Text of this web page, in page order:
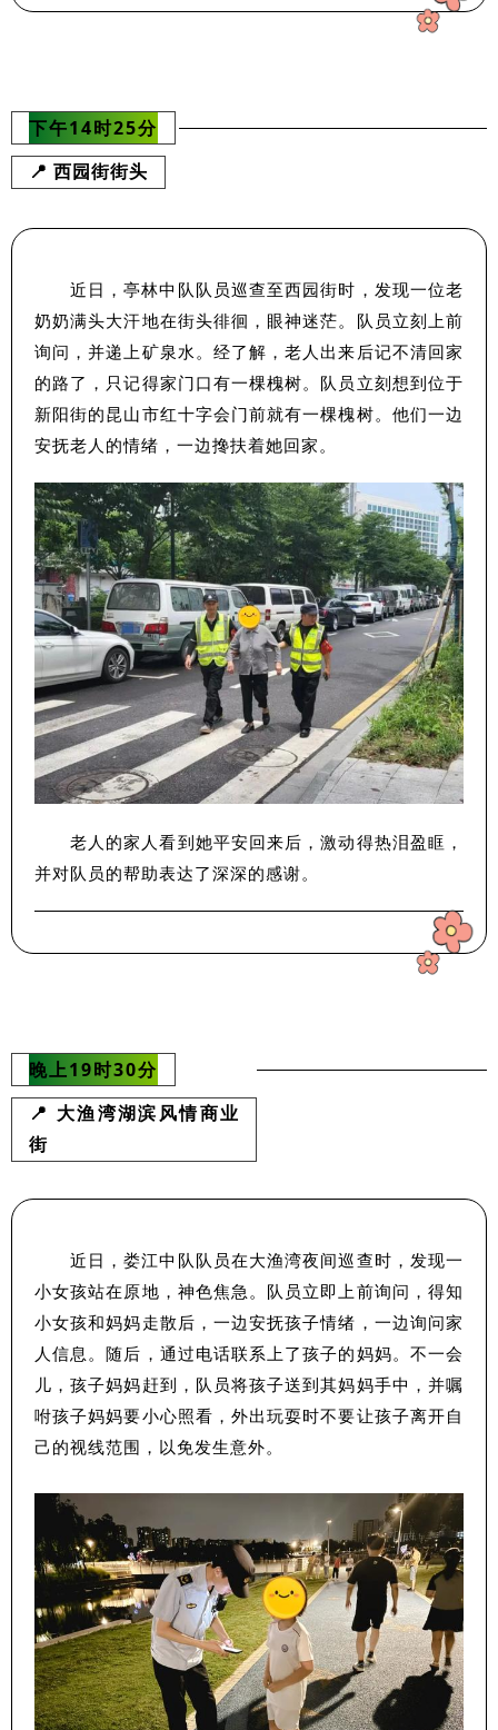
下午14时25分
📍 西园街街头
近日，亭林中队队员巡查至西园街时，发现一位老
奶奶满头大汗地在街头徘徊，眼神迷茫。队员立刻上前
询问，并递上矿泉水。经了解，老人出来后记不清回家
的路了，只记得家门口有一棵槐树。队员立刻想到位于
新阳街的昆山市红十字会门前就有一棵槐树。他们一边
安抚老人的情绪，一边搀扶着她回家。
老人的家人看到她平安回来后，激动得热泪盈眶，
并对队员的帮助表达了深深的感谢。
晚上19时30分
📍 大渔湾湖滨风情商业
街
近日，娄江中队队员在大渔湾夜间巡查时，发现一
小女孩站在原地，神色焦急。队员立即上前询问，得知
小女孩和妈妈走散后，一边安抚孩子情绪，一边询问家
人信息。随后，通过电话联系上了孩子的妈妈。不一会
儿，孩子妈妈赶到，队员将孩子送到其妈妈手中，并嘱
咐孩子妈妈要小心照看，外出玩耍时不要让孩子离开自
己的视线范围，以免发生意外。